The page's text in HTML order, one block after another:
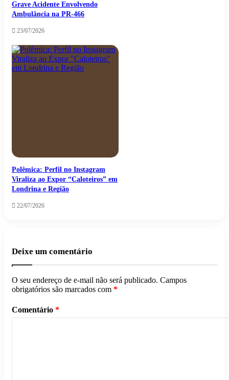
Grave Acidente Envolvendo
Ambulância na PR-466
23/07/2026
Polêmica: Perfil no Instagram
Viraliza ao Expor “Caloteiros” em
Londrina e Região
22/07/2026
Deixe um comentário
O seu endereço de e-mail não será publicado. Campos
obrigatórios são marcados com *
Comentário *